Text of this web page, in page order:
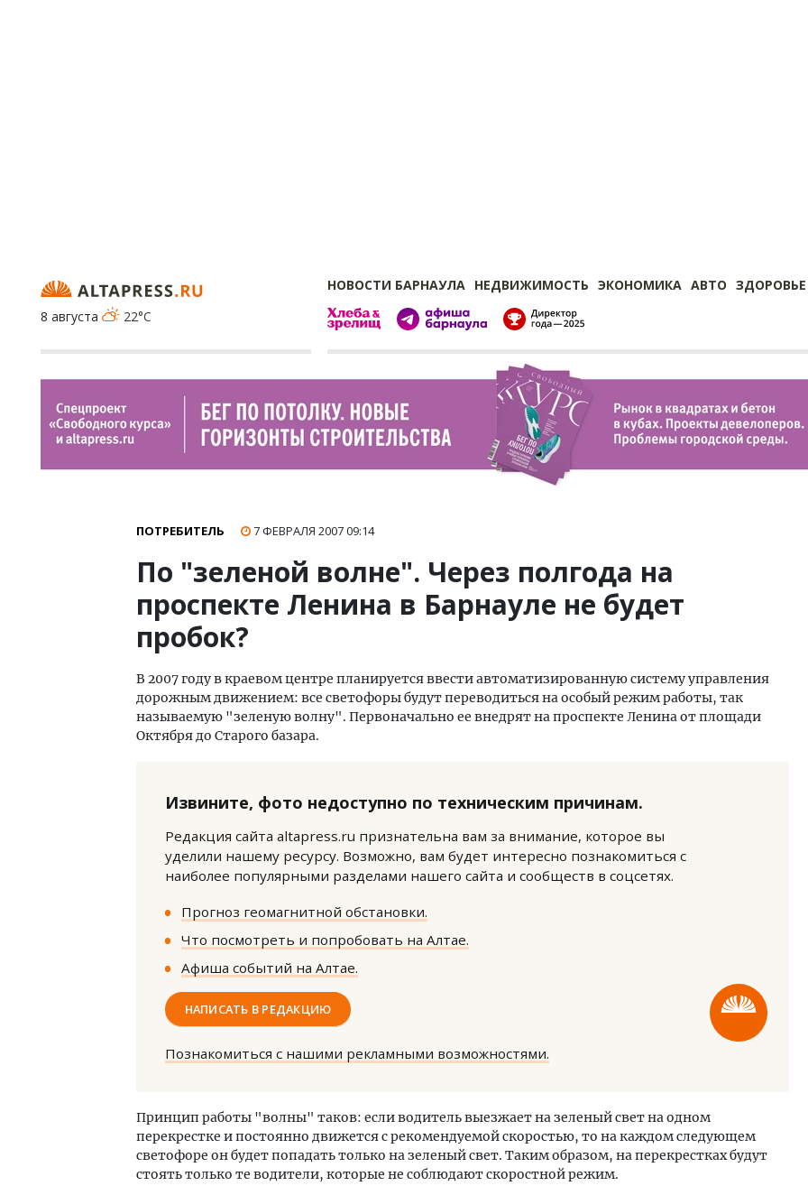
НОВОСТИ БАРНАУЛА НЕДВИЖИМОСТЬ ЭКОНОМИКА АВТО ЗДОРОВЬЕ
8 августа
22°C
ПОТРЕБИТЕЛЬ 7 ФЕВРАЛЯ 200709:14
По "зеленой волне". Через полгода на
проспекте Ленина в Барнауле не будет
пробок?
В 2007 году в краевом центре планируется ввести автоматизированную систему управления
дорожным движением: все светофоры будут переводиться на особый режим работы, так
называемую "зеленую волну". Первоначально ее внедрят на проспекте Ленина от площади
Октября до Старого базара.
Извините, фото недоступно по техническим причинам.
Редакция сайта altapress.ru признательна вам за внимание, которое вы
уделили нашему ресурсу. Возможно, вам будет интересно познакомиться с
наиболее популярными разделами нашего сайта и сообществ в соцсетях.
Прогноз геомагнитной обстановки.
Что посмотреть и попробовать на Алтае.
Афиша событий на Алтае.
НАПИСАТЬ В РЕДАКЦИЮ
Познакомиться с нашими рекламными возможностями.
Принцип работы "волны" таков: если водитель выезжает на зеленый свет на одном
перекрестке и постоянно движется с рекомендуемой скоростью, то на каждом следующем
светофоре он будет попадать только на зеленый свет. Таким образом, на перекрестках будут
стоять только те водители, которые не соблюдают скоростной режим.
Гатилов — о том, как
оставаться на плаву,